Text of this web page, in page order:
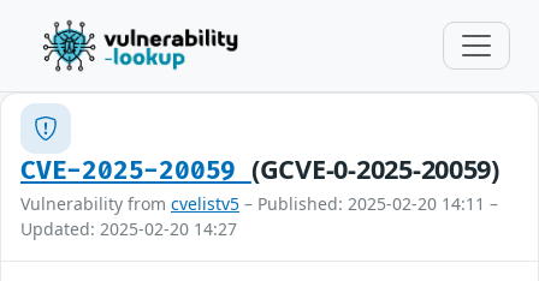
CVE-2025-20059 (GCVE-0-2025-20059)
Vulnerability from cvelistv5 – Published: 2025-02-20 14:11 –
Updated: 2025-02-20 14:27